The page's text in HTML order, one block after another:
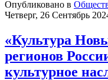
Опубликовано в
Четверг, 26 Сентябрь
«Культура
регионов
культурное